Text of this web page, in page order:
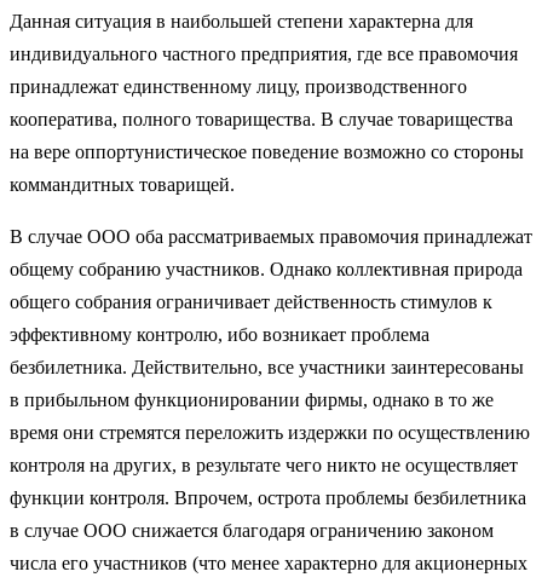
Данная ситуация в наибольшей степени характерна для
индивидуального частного предприятия, где все правомочия
принадлежат единственному лицу, производственного
кооператива, полного товарищества. В случае товарищества
на вере оппортунистическое поведение возможно со стороны
коммандитных товарищей.
В случае ООО оба рассматриваемых правомочия принадлежат
общему собранию участников. Однако коллективная природа
общего собрания ограничивает действенность стимулов к
эффективному контролю, ибо возникает проблема
безбилетника. Действительно, все участники заинтересованы
в прибыльном функционировании фирмы, однако в то же
время они стремятся переложить издержки по осуществлению
контроля на других, в результате чего никто не осуществляет
функции контроля. Впрочем, острота проблемы безбилетника
в случае ООО снижается благодаря ограничению законом
числа его участников (что менее характерно для акционерных